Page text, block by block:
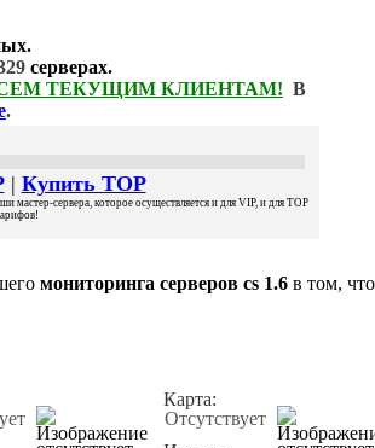
серверах.
ТЕКУЩИМ КЛИЕНТАМ! В
.
| Купить TOP
мастер-сервера, которое осуществляется и для VIP, и для TOP
мониторинга серверов cs 1.6 в том,
Карта:
Отсутствует